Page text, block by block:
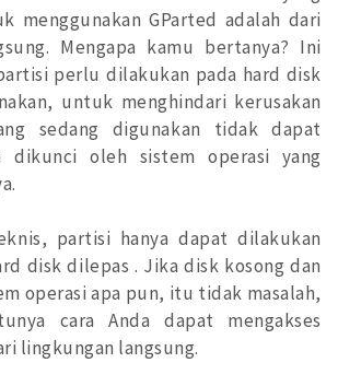
menggunakan GParted adalah dari
Mengapa kamu bertanya? Ini
perlu dilakukan pada hard disk
untuk menghindari kerusakan
sedang digunakan tidak dapat
dikunci oleh sistem operasi yang
partisi hanya dapat dilakukan
disk dilepas . Jika disk kosong dan
operasi apa pun, itu tidak masalah,
cara Anda dapat mengakses
lingkungan langsung.